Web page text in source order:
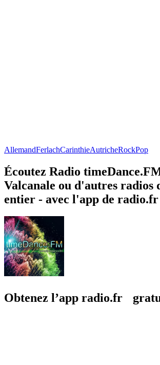
AllemandFerlachCarinthieAutricheRockPop
Écoutez Radio
Valcanale ou d'autres radios
entier - avec l'app de radio.fr
Obtenez l’app radio.fr